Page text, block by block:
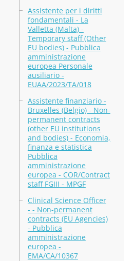
Assistente per i diritti
fondamentali - La
Valletta (Malta) -
Temporary staff (Other
EU bodies) - Pubblica
amministrazione
europea Personale
ausiliario -
EUAA/2023/TA/018
Assistente finanziario -
Bruxelles (Belgio) - Non-
permanent contracts
(other EU institutions
and bodies) - Economia,
finanza e statistica
Pubblica
amministrazione
europea - COR/Contract
staff FGIII - MPGF
Clinical Science Officer
- - Non-permanent
contracts (EU Agencies)
- Pubblica
amministrazione
europea -
EMA/CA/10367